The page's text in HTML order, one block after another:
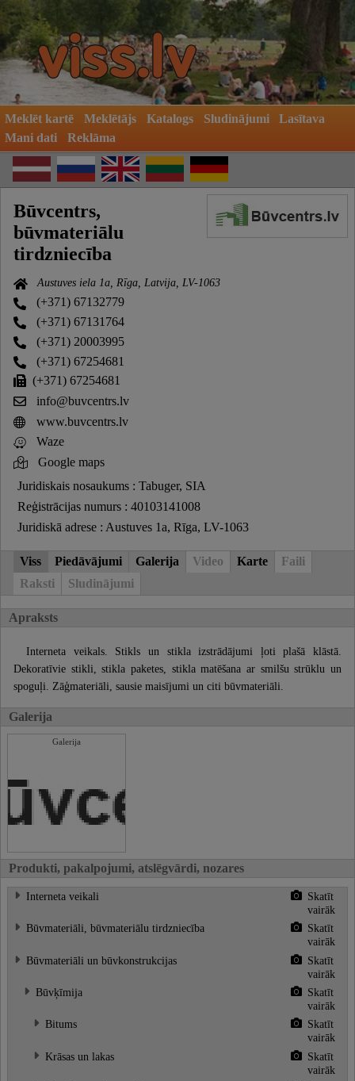
Meklēt kartē Meklētājs Katalogs Sludinājumi
Lasītava
Mani dati
Reklāma
Būvcentrs,
būvmateriālu
tirdzniecība
Austuves iela 1a, Rīga, Latvija, LV-1063
(+371) 67132779
(+371) 67131764
(+371) 20003995
(+371) 67254681
(+371) 67254681
info@buvcentrs.lv
www.buvcentrs.lv
Waze
Google maps
Juridiskais nosaukums : Tabuger, SIA
Reģistrācijas numurs : 40103141008
Juridiskā adrese : Austuves 1a, Rīga, LV-1063
Viss Piedāvājumi Galerija Video Karte
Faili
Raksti
Sludinājumi
Apraksts
Interneta veikals. Stikls un stikla izstrādājumi ļoti plašā klāstā.
Dekoratīvie stikli, stikla paketes, stikla matēšana ar smilšu strūklu un
spoguļi. Zāģmateriāli, sausie maisījumi un citi būvmateriāli.
Galerija
Galerija
Produkti, pakalpojumi, atslēgvārdi, nozares
Interneta veikali
Skatīt
vairāk
Būvmateriāli, būvmateriālu tirdzniecība
Skatīt
vairāk
Būvmateriāli un būvkonstrukcijas
Skatīt
vairāk
Būvķīmija
Skatīt
vairāk
Bitums
Skatīt
vairāk
Krāsas un lakas
Skatīt
vairāk